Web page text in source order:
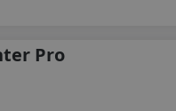
Pro